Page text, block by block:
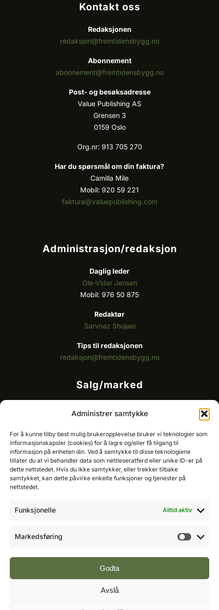
Administrer samtykke
For å kunne tilby best mulig brukeropplevelse bruker vi teknologier som
informasjonskapsler (cookies) for å lagre og/eller få tilgang til
informasjon på enheten din. Ved å samtykke til disse teknologiene
tillater du at vi behandler data som nettleseratferd eller unike ID-er på
dette nettstedet. Hvis du ikke samtykker, eller trekker tilbake
samtykket, kan dette påvirke enkelte funksjoner og tjenester på
nettstedet.
Funksjonelle Alltid aktiv
Markedsføring
Godta
Avslå
Kontakt oss
Redaksjonen
redaksjon@fremtidensbygg.no
Abonnement
abonnement@fremtidensbygg.no
Post- og besøksadresse
Value Publishing AS
Grensen 3
0159 Oslo
Org.nr: 913 705 270
Har du spørsmål om din faktura?
Camilla Mile
Mobil: 920 59 221
faktura@valuepublishing.com
Administrasjon/redaksjon
Daglig leder
Ole-Vidar Jensen
Mobil: 976 50 875
Redaktør
Sarvnaz Shojaei
Tips til redaksjonen
redaksjon@fremtidensbygg.no
Salg/marked
Ole-Vidar Jensen
Mobil: 976 50 875
E-post:ole@fremtidensbygg.no
Key account manager
Cristian Fatah